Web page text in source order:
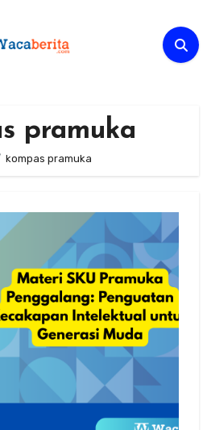
pramuka
kompas pramuka